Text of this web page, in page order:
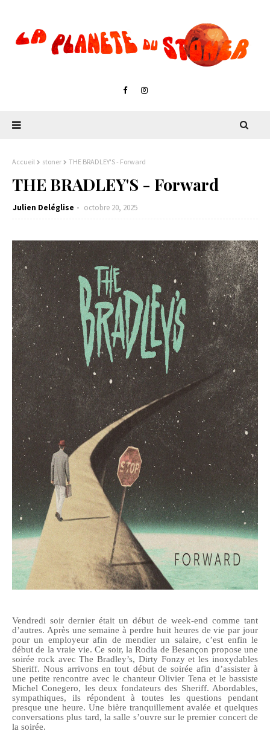
Accueil stoner THE BRADLEY'S - Forward
THE BRADLEY'S - Forward
Julien Deléglise octobre 20, 2025
Vendredi soir dernier était un début de week-end comme tant
d’autres. Après une semaine à perdre huit heures de vie par jour
pour un employeur afin de mendier un salaire, c’est enfin le
début de la vraie vie. Ce soir, la Rodia de Besançon propose une
soirée rock avec The Bradley’s, Dirty Fonzy et les inoxydables
Sheriff. Nous arrivons en tout début de soirée afin d’assister à
une petite rencontre avec le chanteur Olivier Tena et le bassiste
Michel Conegero, les deux fondateurs des Sheriff. Abordables,
sympathiques, ils répondent à toutes les questions pendant
presque une heure. Une bière tranquillement avalée et quelques
conversations plus tard, la salle s’ouvre sur le premier concert de
la soirée.